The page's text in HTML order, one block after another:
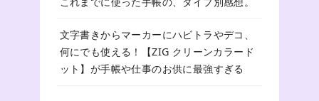
文字書きからマーカーにハビトラやデコ、
何にでも使える！【ZIG クリーンカラード
ット】が手帳や仕事のお供に最強すぎる